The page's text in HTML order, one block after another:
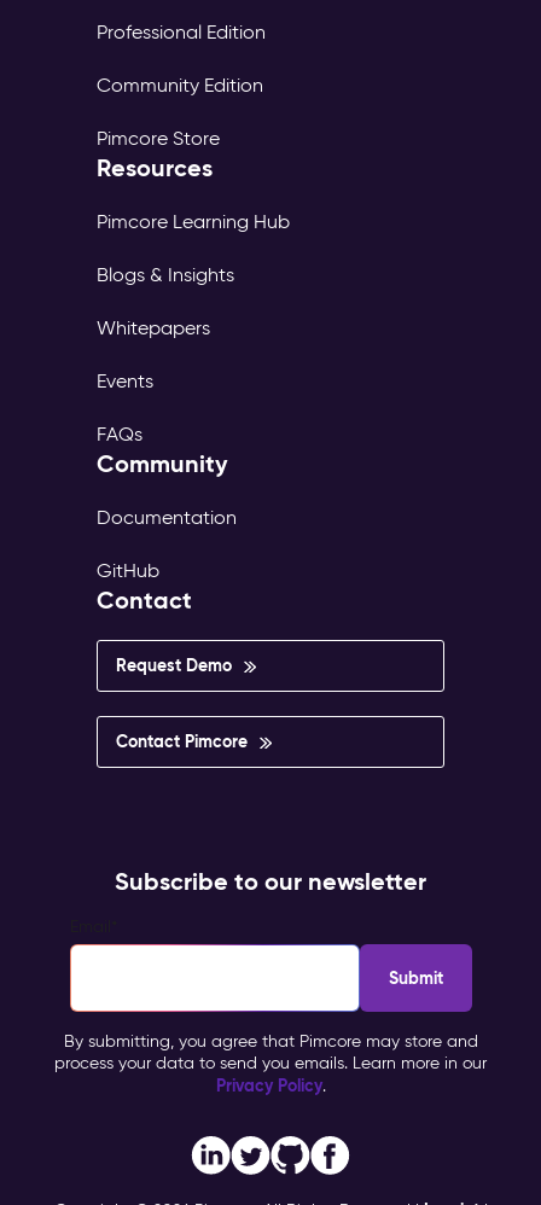
Professional Edition
Community Edition
Pimcore Store
Resources
Pimcore Learning Hub
Blogs & Insights
Whitepapers
Events
FAQs
Community
Documentation
GitHub
Contact
Request Demo
Contact Pimcore
Subscribe to our newsletter
By submitting, you agree that Pimcore may store and
process your data to send you emails. Learn more in our
Privacy Policy.